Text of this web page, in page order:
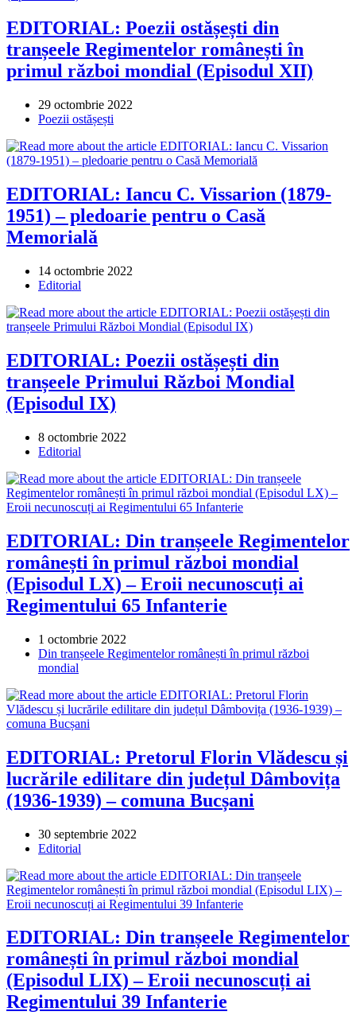
EDITORIAL: Poezii ostășești din
tranșeele Regimentelor românești în
primul război mondial (Episodul XII)
Post
published:
29 octombrie 2022
Post
Poezii ostășești
EDITORIAL: Iancu C. Vissarion (1879-
1951) – pledoarie pentru o Casă
Memorială
Post
published:
14 octombrie 2022
Post
Editorial
EDITORIAL: Poezii ostășești din
tranșeele Primului Război Mondial
(Episodul IX)
Post
published:
8 octombrie 2022
Post
Editorial
EDITORIAL: Din tranșeele Regimentelor
românești în primul război mondial
(Episodul LX) – Eroii necunoscuți ai
Regimentului 65 Infanterie
Post
published:
1 octombrie 2022
Post
category:
Din tranșeele Regimentelor românești în primul război
mondial
EDITORIAL: Pretorul Florin Vlădescu și
lucrările edilitare din județul Dâmbovița
(1936-1939) – comuna Bucșani
Post
published:
30 septembrie 2022
Post
Editorial
EDITORIAL: Din tranșeele Regimentelor
românești în primul război mondial
(Episodul LIX) – Eroii necunoscuți ai
Regimentului 39 Infanterie